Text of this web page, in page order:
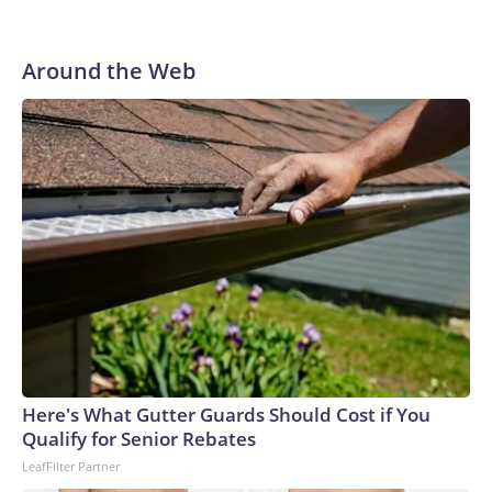
provided, and Health New Zealand would not disclose
information without family approval. Skytraders declined to
comment on the patient, saying only that they are now
“recovering well.”The US Antarctic Program did not
immediately reply to CNN’s request for details.“Every
Antarctic mission demands absolute precision, but winter
operations raise the complexity significantly,” Captain Al
Wallach, the main pilot on the flight, said in a statement.
“The conditions we encountered were right on the edge of
even the most specialized aircraft capability.”Louise
Robertson, the co-pilot of the successful mission, told CNN
that even during the summer months, missions to Antarctica
are no easy feat.“Most of the runways are just compacted
snow, which means that there’s groomers that come out and
prepare the runway to make sure it’s got enough friction for
the aircraft to be able to stop, and then also that the surface
Around the Web
Here's What Gutter Guards Should Cost if You
Qualify for Senior Rebates
LeafFilter Partner